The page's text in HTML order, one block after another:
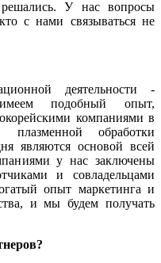
У нас вопросы
с нами связываться не
деятельности -
подобный опыт,
компаниями в
плазменной обработки
являются основой всей
у нас заключены
и совладельцами
опыт маркетинга и
и мы будем получать